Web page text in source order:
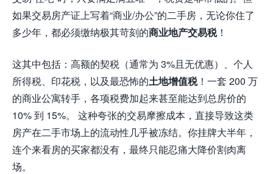
如果交易房产证上写着“商业/办公”的二手房，无论你住了
多少年，都必须缴纳极其苛刻的商业地产交易税！
这其中包括：高额的契税（通常为 3%且无优惠）、个人
所得税、印花税，以及最恐怖的土地增值税！一套 200 万
的商业公寓转手，各项税费加起来甚至能达到总房价的
10% 到 15%。 这种夸张的交易摩擦成本，直接导致这类
房产在二手市场上的流动性几乎被冻结。你挂牌大半年，
连个来看房的买家都没有，最终只能忍痛大降价割肉离
场。